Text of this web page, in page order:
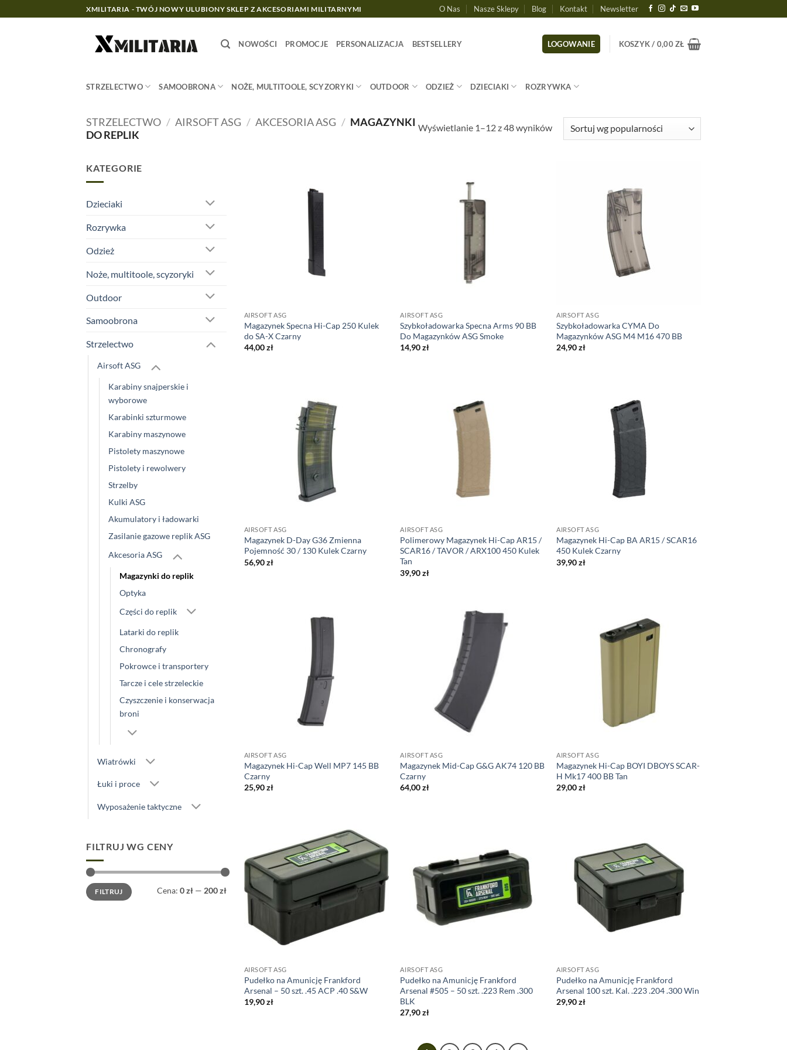
do
XMILITARIA - TWÓJ NOWY ULUBIONY SKLEP Z AKCESORIAMI MILITARNYMI O Nas Nasze Sklepy Blog Kontakt Newsletter
NOWOŚCI PROMOCJE PERSONALIZACJA BESTSELLERY LOGOWANIE KOSZYK / 0,00ZŁ
STRZELECTWO SAMOOBRONA NOŻE, MULTITOOLE, SCYZORYKI OUTDOOR ODZIEŻ DZIECIAKI ROZRYWKA
STRZELECTWO / AIRSOFT ASG / AKCESORIA ASG / MAGAZYNKI
DO REPLIK
Wyświetlanie 1–12 z 48 wynikówPosortowane
według
KATEGORIE
Dzieciaki
Rozrywka
Odzież
Noże, multitoole, scyzoryki
Outdoor
Samoobrona
Strzelectwo
Airsoft ASG
Karabiny snajperskie i
wyborowe
Karabinki szturmowe
Karabiny maszynowe
Pistolety maszynowe
Pistolety i rewolwery
Strzelby
Kulki ASG
Akumulatory i ładowarki
Zasilanie gazowe replik ASG
Akcesoria ASG
Magazynki do replik
Optyka
Części do replik
Latarki do replik
Chronografy
Pokrowce i transportery
Tarcze i cele strzeleckie
Czyszczenie i konserwacja
broni
Wiatrówki
Łuki i proce
Wyposażenie taktyczne
FILTRUJ WG CENY
Cena
min
Cena
maxFILTRUJ Cena: 0 zł — 200 zł
AIRSOFT ASG
Magazynek Specna Hi-Cap 250 Kulek
do SA-X Czarny
44,00zł
AIRSOFT ASG
Szybkoładowarka Specna Arms 90 BB
Do Magazynków ASG Smoke
14,90zł
AIRSOFT ASG
Szybkoładowarka CYMA Do
Magazynków ASG M4 M16 470 BB
24,90zł
AIRSOFT ASG
Magazynek D-Day G36 Zmienna
Pojemność 30 / 130 Kulek Czarny
56,90zł
AIRSOFT ASG
Polimerowy Magazynek Hi-Cap AR15 /
SCAR16 / TAVOR / ARX100 450 Kulek
Tan
39,90zł
AIRSOFT ASG
Magazynek Hi-Cap BA AR15 / SCAR16
450 Kulek Czarny
39,90zł
AIRSOFT ASG
Magazynek Hi-Cap Well MP7 145 BB
Czarny
25,90zł
AIRSOFT ASG
Magazynek Mid-Cap G&G AK74 120 BB
Czarny
64,00zł
AIRSOFT ASG
Magazynek Hi-Cap BOYI DBOYS SCAR-
H Mk17 400 BB Tan
29,00zł
AIRSOFT ASG
Pudełko na Amunicję Frankford
Arsenal – 50 szt. .45 ACP .40 S&W
19,90zł
AIRSOFT ASG
Pudełko na Amunicję Frankford
Arsenal #505 – 50 szt. .223 Rem .300
BLK
27,90zł
AIRSOFT ASG
Pudełko na Amunicję Frankford
Arsenal 100 szt. Kal. .223 .204 .300 Win
29,90zł